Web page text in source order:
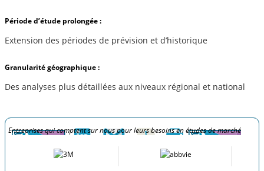
Période d’étude prolongée :
Extension des périodes de prévision et d’historique
Granularité géographique :
Des analyses plus détaillées aux niveaux régional et national
Entreprises qui comptent sur nous pour leurs besoins en études de marché